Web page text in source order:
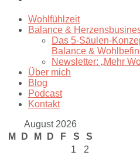
Wohlfühlzeit
Balance &
Das 5-Säulen-
Balance &
Newsletter: „Mehr
Über mich
Blog
Podcast
Kontakt
August 2026
M
D M D F S
S
1
2